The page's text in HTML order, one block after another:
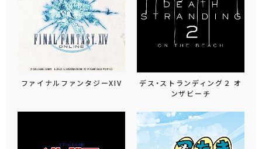
ファイナルファンタジーXIV
デス・ストランディング２ オ
ンザビーチ